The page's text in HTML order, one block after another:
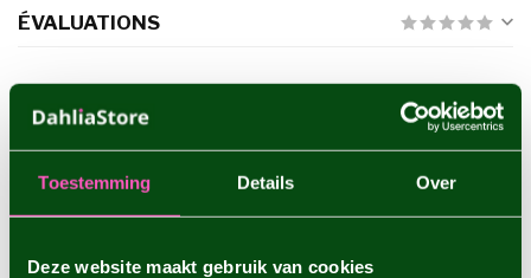
Toestemming Details Over
Deze website maakt gebruik van cookies
ÉVALUATIONS
PRODUITS CONNEXES
Dahlia Arabian Night €4,95